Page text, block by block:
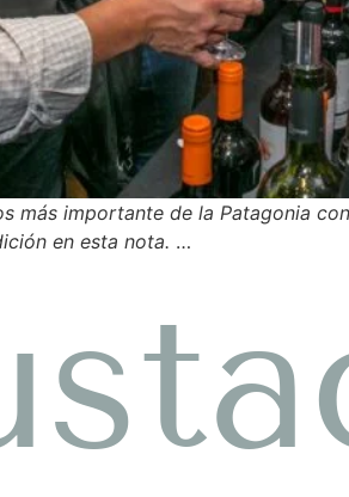
más importante de la Patagonia
en esta nota. …